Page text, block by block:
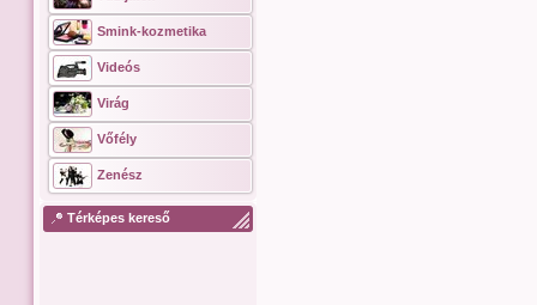
Smink-kozmetika
Videós
Virág
Vőfély
Zenész
Térképes kereső